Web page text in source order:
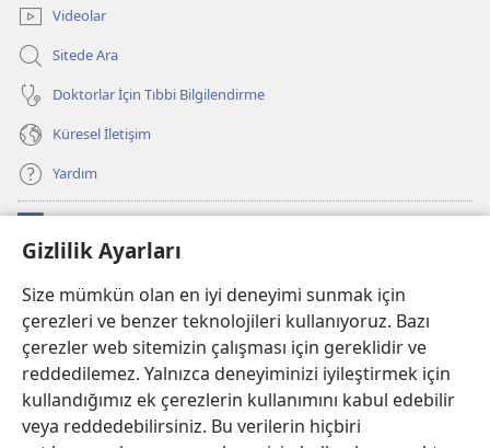
Gizlilik Ayarları
Size mümkün olan en iyi deneyimi sunmak için
çerezleri ve benzer teknolojileri kullanıyoruz. Bazı
çerezler web sitemizin çalışması için gereklidir ve
reddedilemez. Yalnızca deneyiminizi iyileştirmek için
kullandığımız ek çerezlerin kullanımını kabul edebilir
veya reddedebilirsiniz. Bu verilerin hiçbiri
Videolar
Sitede Ara
Doktorlar İçin Tıbbi Bilgilendirme
Küresel İletişim
Yardım
(yeni
pencere
Watchtower ONLINE KÜTÜPHANE
(yeni
pencere
açar)
JW Hub
(yeni
pencere
açar)
®
Watchtower Library®